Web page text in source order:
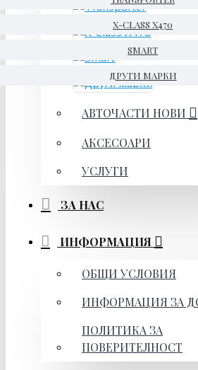
X-CLASS X470
SMART
ДРУГИ МАРКИ
АВТОЧАСТИ НОВИ
АКСЕСОАРИ
УСЛУГИ
ЗА НАС
ИНФОРМАЦИЯ
ОБЩИ УСЛОВИЯ
ИНФОРМАЦИЯ ЗА
ПОЛИТИКА ЗА
ПОВЕРИТЕЛНОСТ